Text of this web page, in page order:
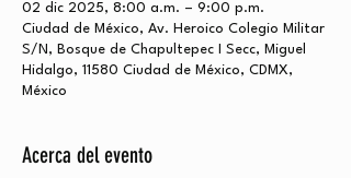
02 dic 2025, 8:00 a.m. – 9:00 p.m.
Ciudad de México, Av. Heroico Colegio Militar
S/N, Bosque de Chapultepec I Secc, Miguel
Hidalgo, 11580 Ciudad de México, CDMX,
México
Acerca del evento